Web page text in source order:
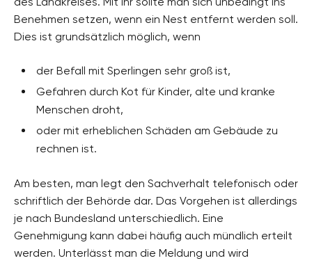
Benehmen setzen, wenn ein Nest entfernt werden soll.
Dies ist grundsätzlich möglich, wenn
der Befall mit Sperlingen sehr groß ist,
Gefahren durch Kot für Kinder, alte und kranke
Menschen droht,
oder mit erheblichen Schäden am Gebäude zu
rechnen ist.
Am besten, man legt den Sachverhalt telefonisch oder
schriftlich der Behörde dar. Das Vorgehen ist allerdings
je nach Bundesland unterschiedlich. Eine
Genehmigung kann dabei häufig auch mündlich erteilt
werden. Unterlässt man die Meldung und wird